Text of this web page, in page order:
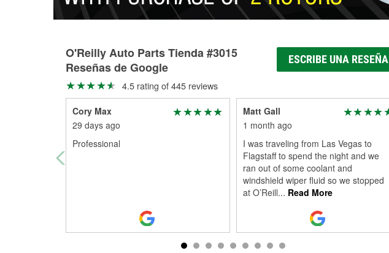
O'Reilly Auto Parts Tienda #3015
Reseñas de Google
ESCRIBE UNA RESEÑA
4.5 rating of 445 reviews
Cory Max
29 days ago
Professional
Matt Gall
1 month ago
I was traveling from Las Vegas to
Flagstaff to spend the night and we
ran out of some coolant and
windshield wiper fluid so we stopped
at O’Reill... Read More